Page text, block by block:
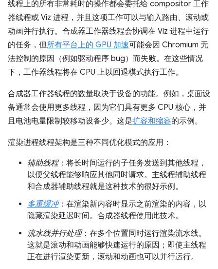
线程上的所有非常耗时的操作都会委托给 compositor 工作
器线程或 Viz 进程，并且这项工作可以与输入路由、滚动或
动画并行执行。合成器工作器线程会协调在 Viz 进程中运行
的任务，但所有平台上的 GPU 加速可能会因 Chromium 无
法控制的原因（例如驱动程序 bug）而失败。在这些情况
下，工作器线程将在 CPU 上以回退模式执行工作。
合成器工作器线程的数量取决于设备的功能。例如，桌面设
备通常会使用更多线程，因为它们具有更多 CPU 核心，并
且电池电量限制较移动设备少。这是扩容和缩容的示例。
渲染进程线程架构是三种不同优化模式的应用：
辅助线程：将长时间运行的子任务发送到其他线程，
以便父线程能够响应其他同时请求。主线程辅助线程
和合成器辅助线程就是这种技术的很好示例。
多重缓冲：在渲染新内容时显示之前渲染的内容，以
隐藏渲染延迟时间。合成器线程使用此技术。
流水线并行处理：在多个位置同时运行渲染流水线。
这就是滚动和动画能够快速运行的原因；即使主线程
正在进行渲染更新，滚动和动画也可以并行运行。